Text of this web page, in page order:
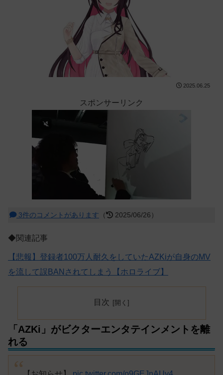
2025.06.25
スポンサーリンク
3件のコメントがあります （ 2025/06/26）
◆関連記事
【悲報】登録者100万人耐久をしていたAZKiが自身のMV
を流して誤BANされてしまう【ホロライブ】
目次
「AZKi」がビクターエンタテインメントを離
れる